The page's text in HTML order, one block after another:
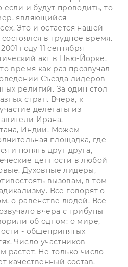
и будут проводить, то
являющийся
Это и остается нашей
в трудное время.
году 11 сентября
акт в Нью-Йорке,
время как раз прозвучал
Съезда лидеров
религий. За один стол
стран. Вчера, к
делегаты из
Ирана,
Индии. Можем
площадка, где
и понять друг друга,
ценности в любой
Духовные лидеры,
вызовам, в том
Все говорят о
о равенстве людей. Все
вчера с трибуны
об одном: о мире,
- общепринятых
Число участников
растет. Не только число
качественный состав.